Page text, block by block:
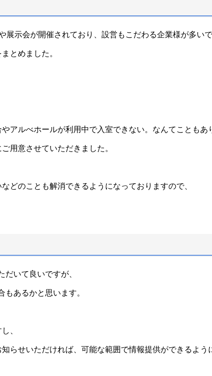
示会が開催されており、設営もこだわる企業様が多いで
まとめました。
アルべホールが利用中で入室できない。なんてこともあ
用意させていただきました。
どのことも解消できるようになっておりますので、
いて良いですが、
あるかと思います。
、
らせいただければ、可能な範囲で情報提供ができるよう